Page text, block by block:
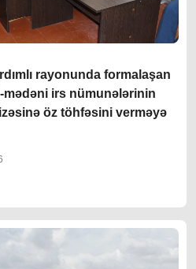
rayonunda formalaşan
mədəni irs nümunələrinin
öz töhfəsini verməyə